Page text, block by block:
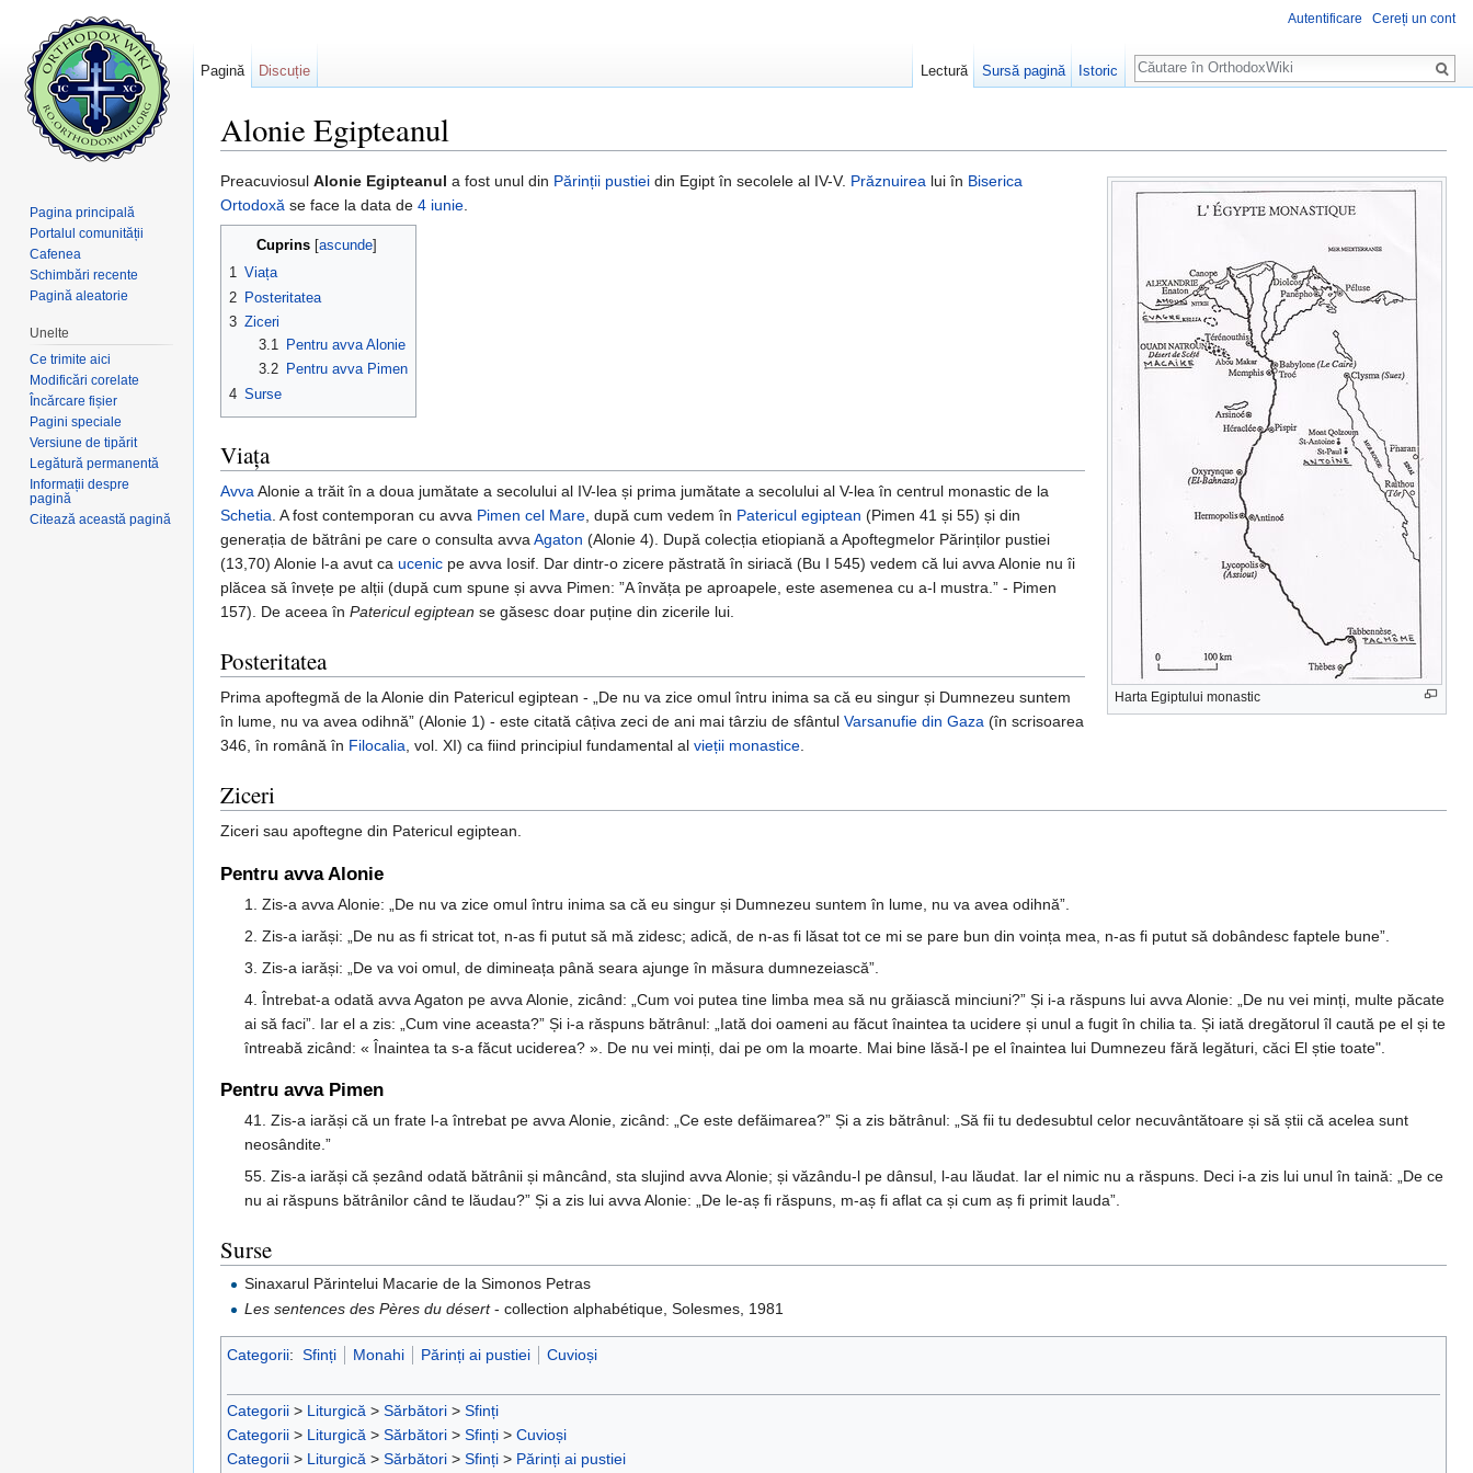
Alonie Egipteanul
Harta Egiptului monastic
Preacuviosul Alonie Egipteanul a fost unul din Părinții pustiei din Egipt în secolele al IV-V. Prăznuirea lui în Biserica
Ortodoxă se face la data de 4 iunie.
Cuprins[ ascunde]
1 Viața
2 Posteritatea
3 Ziceri
3.1
Pentru avva Alonie
3.2
Pentru avva Pimen
4 Surse
Viața
AvvaAlonie a trăit în a doua jumătate a secolului al IV-lea și prima jumătate a secolului al V-lea în centrul monastic de la
Schetia. A fost contemporan cu avva Pimen cel Mare, după cum vedem în Patericul egiptean (Pimen 41 și 55) și din
generația de bătrâni pe care o consulta avvaAgaton (Alonie 4). După colecția etiopiană a Apoftegmelor Părinților pustiei
(13,70) Alonie l-a avut ca ucenic pe avva Iosif. Dar dintr-o zicere păstrată în siriacă (Bu I 545) vedem că lui avva Alonie nu îi
plăcea să învețe pe alții (după cum spune și avva Pimen: ”A învăța pe aproapele, este asemenea cu a-l mustra.” - Pimen
157). De aceea în Patericul egiptean se găsesc doar puține din zicerile lui.
Posteritatea
Prima apoftegmă de la Alonie din Patericul egiptean - „De nu va zice omul întru inima sa că eu singur și Dumnezeu suntem
în lume, nu va avea odihnă” (Alonie 1) - este citată câțiva zeci de ani mai târziu de sfântul Varsanufie din Gaza (în scrisoarea
346, în română în Filocalia, vol. XI) ca fiind principiul fundamental al vieții monastice.
Ziceri
Ziceri sau apoftegne din Patericul egiptean.
Pentru avva Alonie
1. Zis-a avva Alonie: „De nu va zice omul întru inima sa că eu singur și Dumnezeu suntem în lume, nu va avea odihnă”.
2. Zis-a iarăși: „De nu as fi stricat tot, n-as fi putut să mă zidesc; adică, de n-as fi lăsat tot ce mi se pare bun din voința mea, n-as fi putut să dobândesc faptele bune”.
3. Zis-a iarăși: „De va voi omul, de dimineața până seara ajunge în măsura dumnezeiască”.
4. Întrebat-a odată avva Agaton pe avva Alonie, zicând: „Cum voi putea tine limba mea să nu grăiască minciuni?” Și i-a răspuns lui avva Alonie: „De nu vei minți, multe păcate
ai să faci”. Iar el a zis: „Cum vine aceasta?” Și i-a răspuns bătrânul: „Iată doi oameni au făcut înaintea ta ucidere și unul a fugit în chilia ta. Și iată dregătorul îl caută pe el și te
întreabă zicând: « Înaintea ta s-a făcut uciderea? ». De nu vei minți, dai pe om la moarte. Mai bine lăsă-l pe el înaintea lui Dumnezeu fără legături, căci El știe toate".
Pentru avva Pimen
41. Zis-a iarăși că un frate l-a întrebat pe avva Alonie, zicând: „Ce este defăimarea?” Și a zis bătrânul: „Să fii tu dedesubtul celor necuvântătoare și să știi că acelea sunt
neosândite.”
55. Zis-a iarăși că șezând odată bătrânii și mâncând, sta slujind avva Alonie; și văzându-l pe dânsul, l-au lăudat. Iar el nimic nu a răspuns. Deci i-a zis lui unul în taină: „De ce
nu ai răspuns bătrânilor când te lăudau?” Și a zis lui avva Alonie: „De le-aș fi răspuns, m-aș fi aflat ca și cum aș fi primit lauda”.
Surse
Sinaxarul Părintelui Macarie de la Simonos Petras
Les sentences des Pères du désert- collection alphabétique, Solesmes, 1981
Categorii: Sfinți Monahi Părinți ai pustiei Cuvioși
Categorii > Liturgică > Sărbători > Sfinți
Categorii > Liturgică > Sărbători > Sfinți > Cuvioși
Categorii > Liturgică > Sărbători > Sfinți > Părinți ai pustiei
Autentificare Cereți un cont
Pagină Discuție Lectură Sursă pagină Istoric
Căutare
Pagina principală
Portalul comunității
Cafenea
Schimbări recente
Pagină aleatorie
Unelte
Ce trimite aici
Modificări corelate
Încărcare fișier
Pagini speciale
Versiune de tipărit
Legătură permanentă
Informații despre
pagină
Citează această pagină